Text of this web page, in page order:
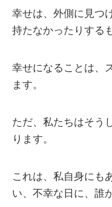
幸せは、外側に見つ
持たなかったりする
幸せになることは、
ます。
ただ、私たちはそう
ります。
これは、私自身にも
い、不幸な日に、誰